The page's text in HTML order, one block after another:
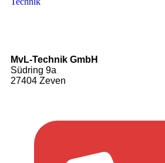
MvL-Technik GmbH
Südring 9a
27404 Zeven